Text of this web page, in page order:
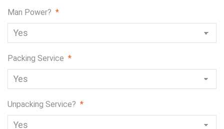
Man Power? *
Packing Service *
Unpacking Service? *